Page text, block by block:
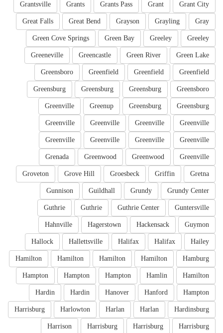
Grant City
Grant
Grants Pass
Grants
Grantsville
Gray
Grayling
Grayson
Great Bend
Great Falls
Greeley
Greeley
Green Bay
Green Cove Springs
Green Lake
Green River
Greencastle
Greeneville
Greenfield
Greenfield
Greenfield
Greensboro
Greensboro
Greensburg
Greensburg
Greensburg
Greensburg
Greensburg
Greenup
Greenville
Greenville
Greenville
Greenville
Greenville
Greenville
Greenville
Greenville
Greenville
Greenville
Greenwood
Greenwood
Grenada
Gretna
Griffin
Groesbeck
Grove Hill
Groveton
Grundy Center
Grundy
Guildhall
Gunnison
Guntersville
Guthrie Center
Guthrie
Guthrie
Guymon
Hackensack
Hagerstown
Hahnville
Hailey
Halifax
Halifax
Hallettsville
Hallock
Hamburg
Hamilton
Hamilton
Hamilton
Hamilton
Hamilton
Hamlin
Hampton
Hampton
Hampton
Hampton
Hanford
Hanover
Hardin
Hardin
Hardinsburg
Harlan
Harlan
Harlowton
Harrisburg
Harrisburg
Harrisburg
Harrisburg
Harrison